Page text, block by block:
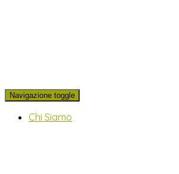
Navigazione toggle
Chi Siamo